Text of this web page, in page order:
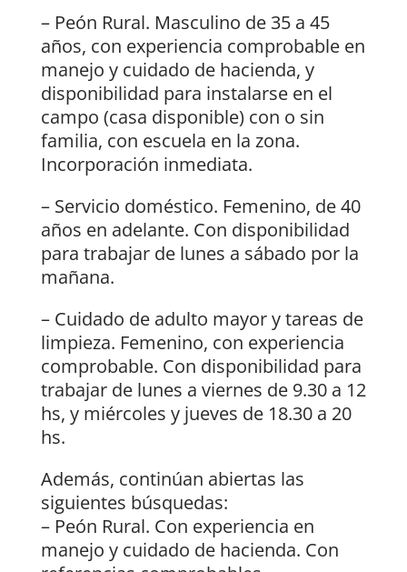
– Peón Rural. Masculino de 35 a 45
años, con experiencia comprobable en
manejo y cuidado de hacienda, y
disponibilidad para instalarse en el
campo (casa disponible) con o sin
familia, con escuela en la zona.
Incorporación inmediata.
– Servicio doméstico. Femenino, de 40
años en adelante. Con disponibilidad
para trabajar de lunes a sábado por la
mañana.
– Cuidado de adulto mayor y tareas de
limpieza. Femenino, con experiencia
comprobable. Con disponibilidad para
trabajar de lunes a viernes de 9.30 a 12
hs, y miércoles y jueves de 18.30 a 20
hs.
Además, continúan abiertas las
siguientes búsquedas:
– Peón Rural. Con experiencia en
manejo y cuidado de hacienda. Con